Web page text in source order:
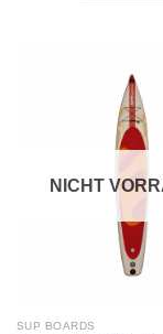
NICHT
SUP BOARDS